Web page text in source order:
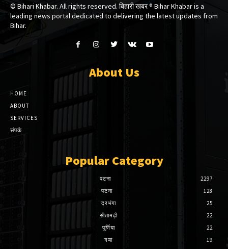
© Bihari Khabar. All rights reserved. बिहारी खबर ®​ Bihar Khabar is a
leading news portal dedicated to delivering the latest updates from
Bihar.
About Us
HOME
ABOUT
SERVICES
संपर्क
Popular Category
पटना
2297
पटना
128
दरभंगा
25
सीतामढ़ी
22
पूर्णिया
22
गया
19